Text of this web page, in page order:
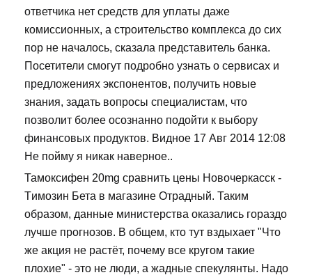
ответчика нет средств для уплаты даже
комиссионных, а строительство комплекса до сих
пор не началось, сказала представитель банка.
Посетители смогут подробно узнать о сервисах и
предложениях экспонентов, получить новые
знания, задать вопросы специалистам, что
позволит более осознанно подойти к выбору
финансовых продуктов. Видное 17 Авг 2014 12:08
Не пойму я никак наверное..
Тамоксифен 20mg сравнить цены Новочеркасск -
Tимозин Бета в магазине Отрадный. Таким
образом, данные министерства оказались гораздо
лучше прогнозов. В общем, кто тут вздыхает "Что
же акция не растёт, почему все кругом такие
плохие" - это не люди, а жадные спекулянты. Надо